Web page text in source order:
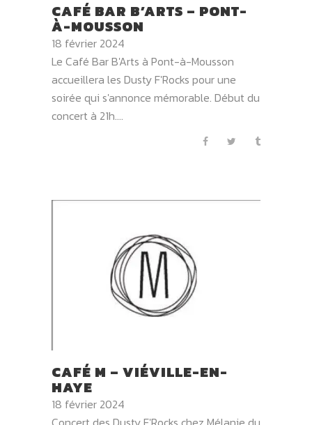
CAFÉ BAR B’ARTS – PONT-
À-MOUSSON
18 février 2024
Le Café Bar B'Arts à Pont-à-Mousson
accueillera les Dusty F'Rocks pour une
soirée qui s'annonce mémorable. Début du
concert à 21h....
CAFÉ M – VIÉVILLE-EN-
HAYE
18 février 2024